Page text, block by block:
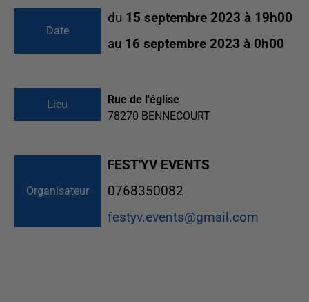
Date
du 15 septembre 2023 à 19h00
au 16 septembre 2023 à 0h00
Lieu
Rue de l'église
78270 BENNECOURT
Organisateur
FEST'YV EVENTS
0768350082
festyv.events@gmail.com